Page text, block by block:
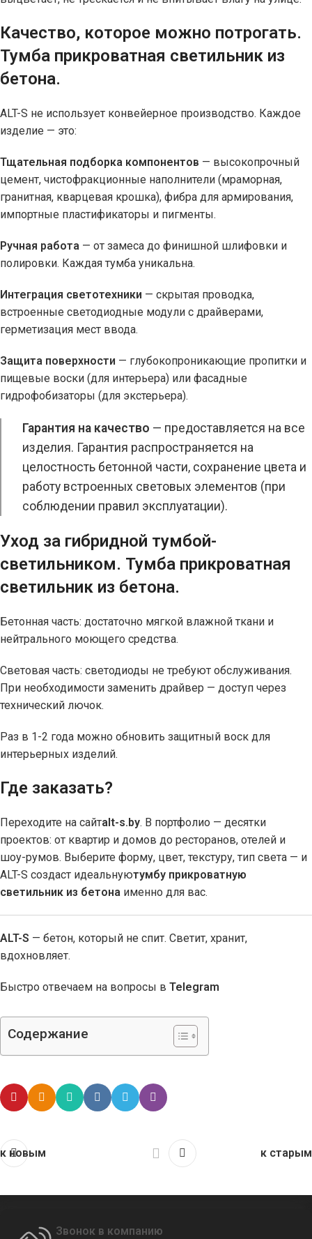
Качество, которое можно потрогать.
Тумба прикроватная светильник из
бетона.
ALT-S не использует конвейерное производство. Каждое
изделие — это:
Тщательная подборка компонентов — высокопрочный
цемент, чистофракционные наполнители (мраморная,
гранитная, кварцевая крошка), фибра для армирования,
импортные пластификаторы и пигменты.
Ручная работа — от замеса до финишной шлифовки и
полировки. Каждая тумба уникальна.
Интеграция светотехники — скрытая проводка,
встроенные светодиодные модули с драйверами,
герметизация мест ввода.
Защита поверхности — глубокопроникающие пропитки и
пищевые воски (для интерьера) или фасадные
гидрофобизаторы (для экстерьера).
Гарантия на качество — предоставляется на все
изделия. Гарантия распространяется на
целостность бетонной части, сохранение цвета и
работу встроенных световых элементов (при
соблюдении правил эксплуатации).
Уход за гибридной тумбой-
светильником. Тумба прикроватная
светильник из бетона.
Бетонная часть: достаточно мягкой влажной ткани и
нейтрального моющего средства.
Световая часть: светодиоды не требуют обслуживания.
При необходимости заменить драйвер — доступ через
технический лючок.
Раз в 1-2 года можно обновить защитный воск для
интерьерных изделий.
Где заказать?
Переходите на сайтalt-s.by. В портфолио — десятки
проектов: от квартир и домов до ресторанов, отелей и
шоу-румов. Выберите форму, цвет, текстуру, тип света — и
ALT-S создаст идеальнуютумбу прикроватную
светильник из бетона именно для вас.
ALT-S — бетон, который не спит. Светит, хранит,
вдохновляет.
Быстро отвечаем на вопросы в Telegram
Содержание
к новым к старым
Звонок в компанию